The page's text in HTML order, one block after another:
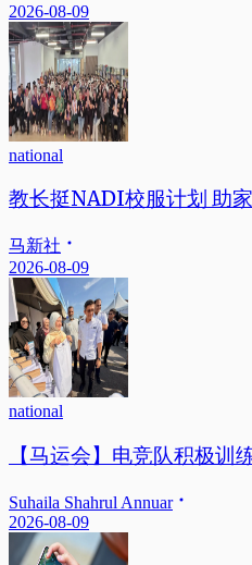
2026-08-09
national
教长挺NADI校服计划 助
马新社
2026-08-09
national
【马运会】电竞队积极训
Suhaila Shahrul Annuar
2026-08-09